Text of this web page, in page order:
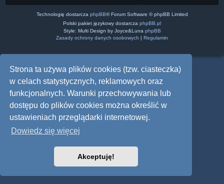
Strona ta używa plików cookies (tzw. ciasteczka)
w celach statystycznych, reklamowych oraz
funkcjonalnych. Warunki przechowywania lub
dostępu do plików cookies można określić w
ustawieniach przeglądarki internetowej.
Dowiedz się więcej
Akceptuję!
Technologię dostarcza phpBB® Forum Software © phpBB Limited
Polski pakiet językowy dostarcza phpBB.pl
Style: Multi Design by Joyce&Luna phpBB
Zasady ochrony danych osobowych | Regulamin